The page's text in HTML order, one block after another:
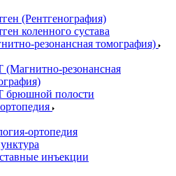
(Рентгенография)
коленного сустава
резонансная томография)
резонансная
брюшной полости
ортопедия
инъекции